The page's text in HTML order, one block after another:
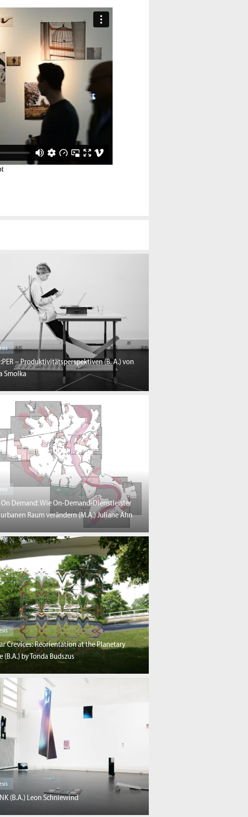
– Produktivitätsperspektiven (B. A.) von
Smolka
Demand: Wie On-Demand-Dienstleister
Raum verändern (M.A.) Juliane Ahn
Crevices: Reorientation at the Planetary
(B.A.) by Tonda Budszus
(B.A.) Leon Schniewind